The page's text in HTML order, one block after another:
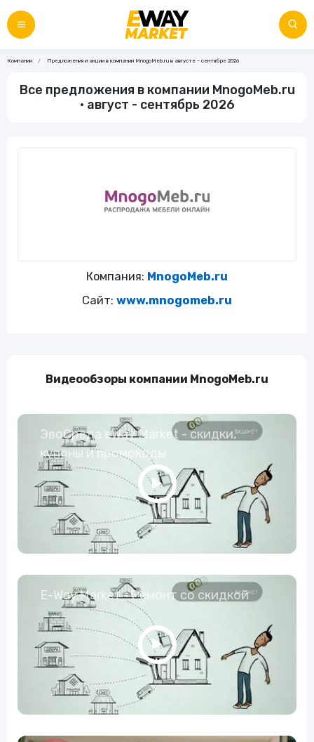
Компании Предложения и акции в компании MnogoMeb.ru в августе - сентябре 2026
Все предложения в компании MnogoMeb.ru
• август - сентябрь 2026
Компания: MnogoMeb.ru
Сайт: www.mnogomeb.ru
Видеообзоры компании MnogoMeb.ru
ЭвоСреда eWay Market - скидки,
купоны и промокоды
E-Way.Market - Ремонт со скидкой